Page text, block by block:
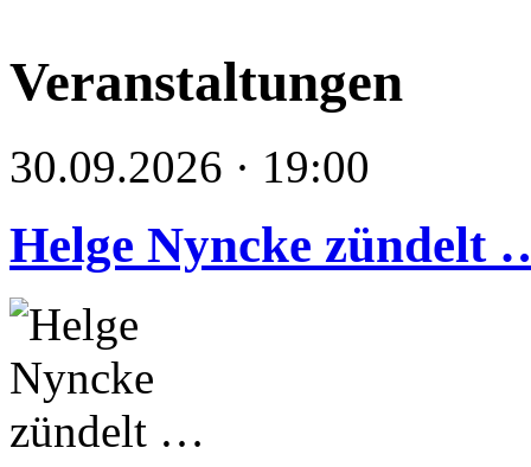
Veranstaltungen
30.09.2026 · 19:00
Helge Nyncke zündelt